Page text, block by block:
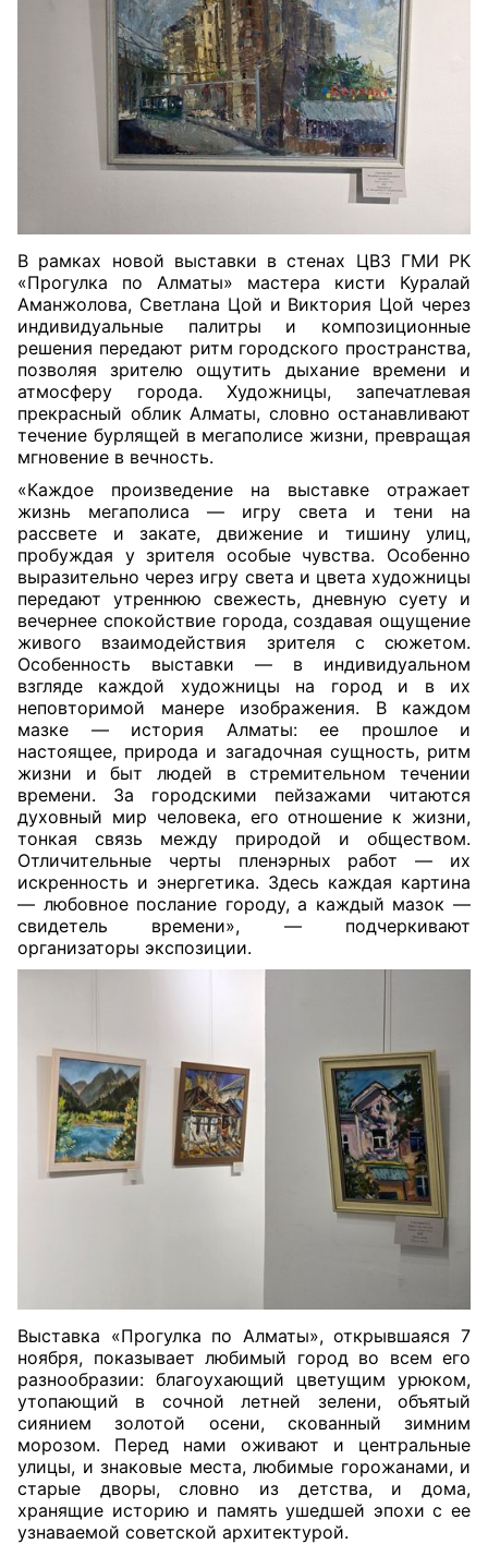
В рамках новой выставки в стенах ЦВЗ ГМИ РК
«Прогулка по Алматы» мастера кисти Куралай
Аманжолова, Светлана Цой и Виктория Цой через
индивидуальные палитры и композиционные
решения передают ритм городского пространства,
позволяя зрителю ощутить дыхание времени и
атмосферу города. Художницы, запечатлевая
прекрасный облик Алматы, словно останавливают
течение бурлящей в мегаполисе жизни, превращая
мгновение в вечность.
«Каждое произведение на выставке отражает
жизнь мегаполиса — игру света и тени на
рассвете и закате, движение и тишину улиц,
пробуждая у зрителя особые чувства. Особенно
выразительно через игру света и цвета художницы
передают утреннюю свежесть, дневную суету и
вечернее спокойствие города, создавая ощущение
живого взаимодействия зрителя с сюжетом.
Особенность выставки — в индивидуальном
взгляде каждой художницы на город и в их
неповторимой манере изображения. В каждом
мазке — история Алматы: ее прошлое и
настоящее, природа и загадочная сущность, ритм
жизни и быт людей в стремительном течении
времени. За городскими пейзажами читаются
духовный мир человека, его отношение к жизни,
тонкая связь между природой и обществом.
Отличительные черты пленэрных работ — их
искренность и энергетика. Здесь каждая картина
— любовное послание городу, а каждый мазок —
свидетель времени», — подчеркивают
организаторы экспозиции.
Выставка «Прогулка по Алматы», открывшаяся 7
ноября, показывает любимый город во всем его
разнообразии: благоухающий цветущим урюком,
утопающий в сочной летней зелени, объятый
сиянием золотой осени, скованный зимним
морозом. Перед нами оживают и центральные
улицы, и знаковые места, любимые горожанами, и
старые дворы, словно из детства, и дома,
хранящие историю и память ушедшей эпохи с ее
узнаваемой советской архитектурой.